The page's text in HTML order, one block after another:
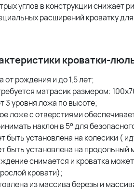
углов в конструкции снижает
расширений кроватку
кроватки-
от рождения и до 1,5 лет;
матрасик размером:
3 уровня ложа по высоте;
ложе с отверстиями
наклон в 5° для
быть установлена на колесики (
быть установлена на продольный
снимается и кроватка
кровати);
из массива березы и